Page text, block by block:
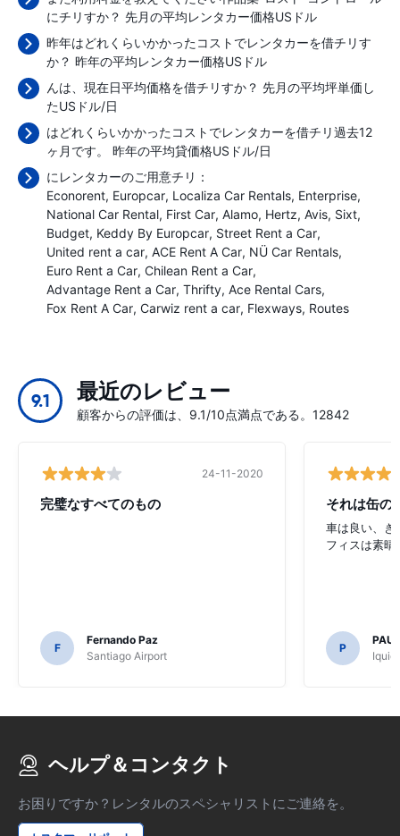
にチリすか？ 先月の平均レンタカー価格USドル
昨年はどれくらいかかったコストでレンタカーを借チリす
か？ 昨年の平均レンタカー価格USドル
んは、現在日平均価格を借チリすか？ 先月の平均坪単価し
たUSドル/日
はどれくらいかかったコストでレンタカーを借チリ過去12
ヶ月です。 昨年の平均貸価格USドル/日
にレンタカーのご用意チリ：
Econorent Europcar Localiza Car Rentals Enterprise
National Car Rental First Car Alamo Hertz Avis Sixt
Budget Keddy By Europcar Street Rent a Car
United rent a car ACE Rent A Car NÜ Car Rentals
Euro Rent a Car Chilean Rent a Car
Advantage Rent a Car Thrifty Ace Rental Cars
Fox Rent A Car Carwiz rent a car Flexways Routes
9.1 最近のレビュー
顧客からの評価は、9.1/10点満点である。12842
24-11-2020
完璧なすべてのもの
F
Fernando Paz
Santiago Airport
それは缶の
車は良い、き
フィスは素晴
P
ヘルプ＆コンタクト
お困りですか？レンタルのスペシャリストにご連絡を。